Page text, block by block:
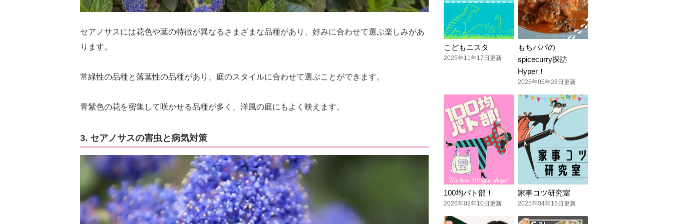
セアノサスには花色や葉の特徴が異なるさまざまな品種があり、好みに合わせて選ぶ楽しみがあ
ります。
常緑性の品種と落葉性の品種があり、庭のスタイルに合わせて選ぶことができます。
青紫色の花を密集して咲かせる品種が多く、洋風の庭にもよく映えます。
3. セアノサスの害虫と病気対策
こどもニスタ
2025年11年17日更新
もちパパの
spicecurry探訪
Hyper！
2025年05年28日更新
100均パト部！
2026年02年10日更新
家事コツ研究室
2025年04年15日更新